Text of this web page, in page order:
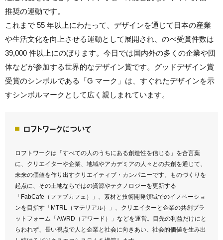
推奨の運動です。
これまで 55 年以上にわたって、デザインを通じて日本の産業
や生活文化を向上させる運動として展開され、のべ受賞件数は
39,000 件以上にのぼります。今日では国内外の多くの企業や団
体などが参加する世界的なデザイン賞です。グッドデザイン賞
受賞のシンボルである「G マーク」は、すぐれたデザインを示
すシンボルマークとして広く親しまれています。
ロフトワークについて
ロフトワークは「すべての人のうちにある創造性を信じる」を合言葉
に、クリエイターや企業、地域やアカデミアの人々との共創を通じて、
未来の価値を作り出すクリエイティブ・カンパニーです。ものづくりを
起点に、その土地ならではの資源やテクノロジーを更新する
「FabCafe（ファブカフェ）」、素材と技術開発領域でのイノベーショ
ンを目指す「MTRL（マテリアル）」、クリエイターと企業の共創プラ
ットフォーム「AWRD（アワード）」などを運営。目先の利益だけにと
らわれず、長い視点で人と企業と社会に向きあい、社会的価値を生み出